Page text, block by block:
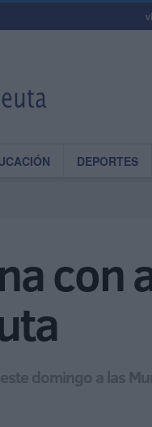
DEPORTES
con
domingo a las